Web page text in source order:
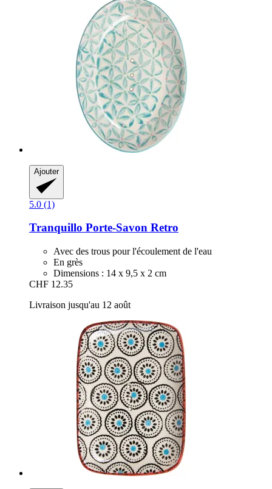
Ajouter
5.0 (1)
Tranquillo Porte-​Savon Retro
Avec des trous pour l'écoulement de l'eau
En grès
Dimensions : 14 x 9,5 x 2 cm
CHF 12.35
Livraison jusqu'au 12 août